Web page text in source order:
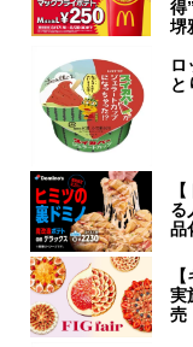
得
堺
ロ
と
る
品
実
売